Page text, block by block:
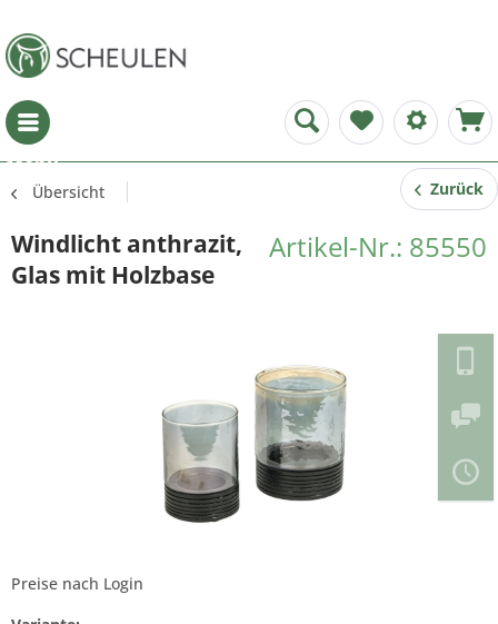
Menü
Übersicht Zurück
Artikel-Nr.: 85550
Windlicht anthrazit,
Glas mit Holzbase
Preise nach Login